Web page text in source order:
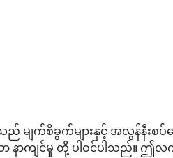
မျက်စိခွက်များနှင့် အလွန်နီးစပ်
နာကျင်မှု တို့ ပါဝင်ပါသည်။ ဤလက္